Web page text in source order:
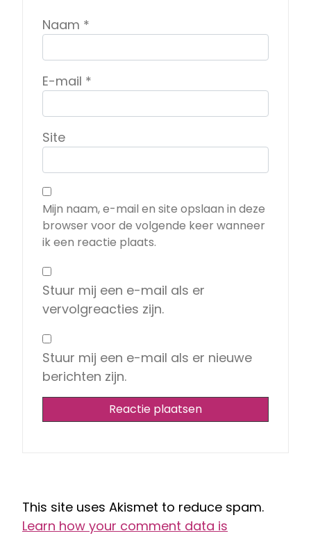
Naam *
E-mail *
Site
Mijn naam, e-mail en site opslaan in deze
browser voor de volgende keer wanneer
ik een reactie plaats.
Stuur mij een e-mail als er
vervolgreacties zijn.
Stuur mij een e-mail als er nieuwe
berichten zijn.
This site uses Akismet to reduce spam.
Learn how your comment data is